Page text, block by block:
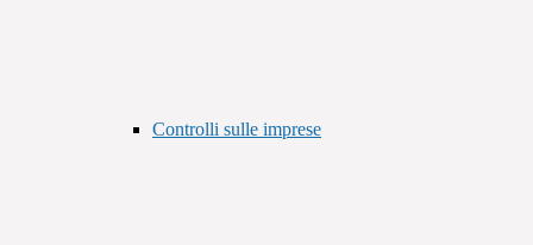
Controlli sulle imprese